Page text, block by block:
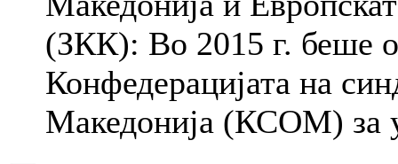
(ЗКК): Во 2015 г. беше
Конфедерацијата на
Македонија (КСОМ) за